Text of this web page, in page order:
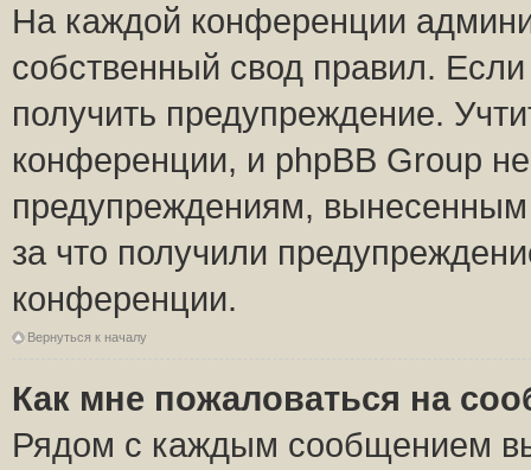
На каждой конференции
собственный свод правил.
получить предупреждение.
конференции, и phpBB Group
предупреждениям,
за что получили
конференции.
Вернуться к началу
Как мне пожаловаться на
Рядом с каждым сообщением